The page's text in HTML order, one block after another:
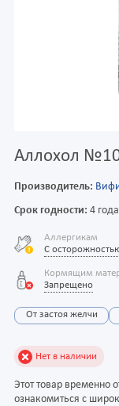
Аллохол
Производитель:
Срок годности: 4 года
Аллергикам
С
Кормящим
Запрещено
От застоя желчи
Нет в наличии
Этот товар временно
ознакомиться с